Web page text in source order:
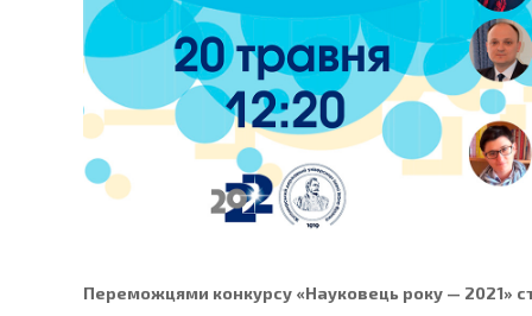
Переможцями конкурсу «Науковець року — 2021»